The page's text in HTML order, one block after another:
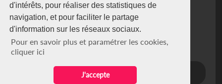
d'intérêts, pour réaliser des statistiques de
navigation, et pour faciliter le partage
d'information sur les réseaux sociaux.
Pour en savoir plus et paramétrer les cookies,
cliquer ici
J'accepte
NEWSLETTER
Restez connecté via notre newsletter
S'abonner
Se désabonner